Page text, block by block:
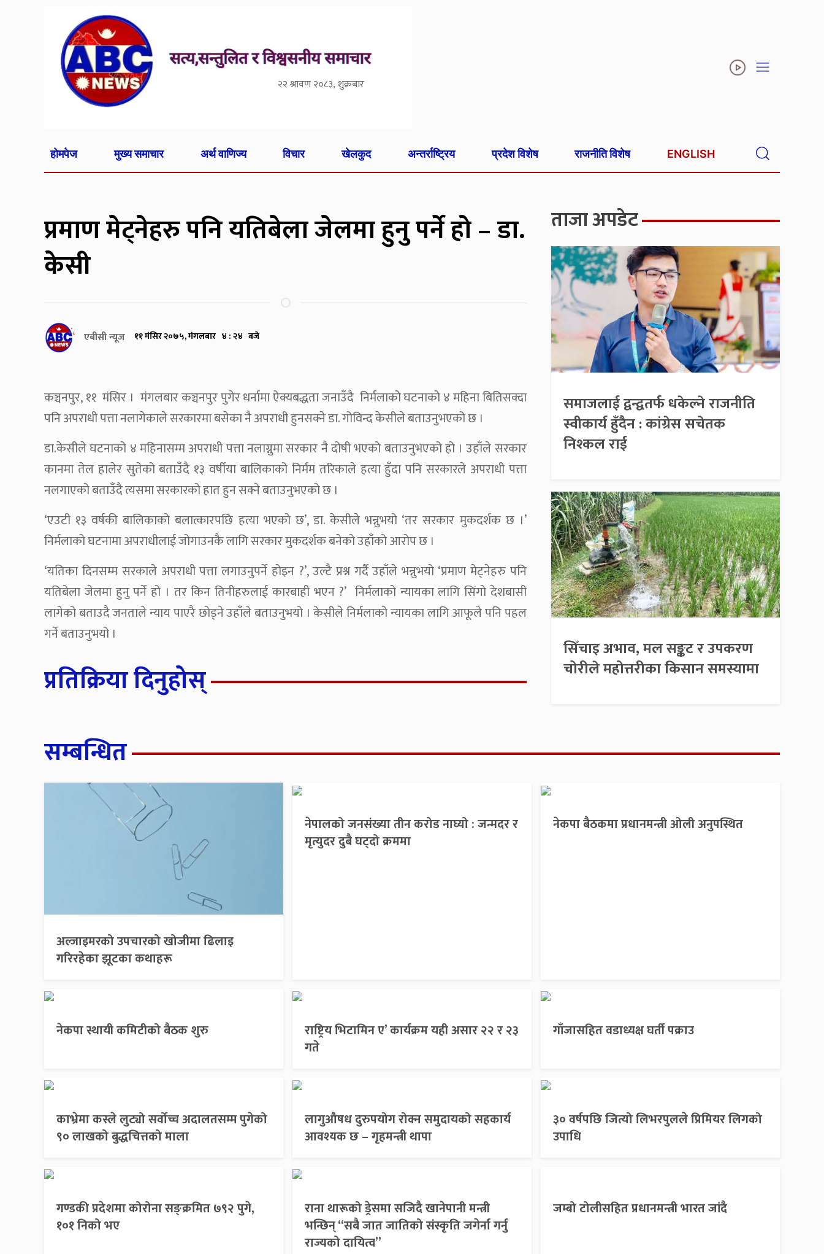
२२ श्रावण २०८३, शुक्रबार
होमपेज मुख्य समाचार अर्थ वाणिज्य विचार खेलकुद अन्तर्राष्ट्रिय प्रदेश विशेष राजनीति विशेष ENGLISH
प्रमाण मेट्नेहरु पनि यतिबेला जेलमा हुनु पर्ने हो – डा.
केसी
एबीसी न्यूज ११ मंसिर २०७५, मंगलबार ४ : २४ बजे
कञ्चनपुर, ११ मंसिर । मंगलबार कञ्चनपुर पुगेर धर्नामा ऐक्यबद्धता जनाउँदै निर्मलाको घटनाको ४ महिना बितिसक्दा
पनि अपराधी पत्ता नलागेकाले सरकारमा बसेका नै अपराधी हुनसक्ने डा. गोविन्द केसीले बताउनुभएको छ ।
डा.केसीले घटनाको ४ महिनासम्म अपराधी पत्ता नलाग्नुमा सरकार नै दोषी भएको बताउनुभएको हो । उहाँले सरकार
कानमा तेल हालेर सुतेको बताउँदै १३ वर्षीया बालिकाको निर्मम तरिकाले हत्या हुँदा पनि सरकारले अपराधी पत्ता
नलगाएको बताउँदै त्यसमा सरकारको हात हुन सक्ने बताउनुभएको छ ।
‘एउटी १३ वर्षकी बालिकाको बलात्कारपछि हत्या भएको छ’, डा. केसीले भन्नुभयो ‘तर सरकार मुकदर्शक छ ।’
निर्मलाको घटनामा अपराधीलाई जोगाउनकै लागि सरकार मुकदर्शक बनेको उहाँको आरोप छ ।
‘यतिका दिनसम्म सरकाले अपराधी पत्ता लगाउनुपर्ने होइन ?’, उल्टै प्रश्न गर्दै उहाँले भन्नुभयो ‘प्रमाण मेट्नेहरु पनि
यतिबेला जेलमा हुनु पर्ने हो । तर किन तिनीहरुलाई कारबाही भएन ?’ निर्मलाको न्यायका लागि सिंगो देशबासी
लागेको बताउदै जनताले न्याय पाएरै छोड्ने उहाँले बताउनुभयो । केसीले निर्मलाको न्यायका लागि आफूले पनि पहल
गर्ने बताउनुभयो ।
प्रतिक्रिया दिनुहोस्
ताजा अपडेट
समाजलाई द्वन्द्वतर्फ धकेल्ने राजनीति
स्वीकार्य हुँदैन : कांग्रेस सचेतक
निश्कल राई
सिँचाइ अभाव, मल सङ्कट र उपकरण
चोरीले महोत्तरीका किसान समस्यामा
सम्बन्धित
अल्जाइमरको उपचारको खोजीमा ढिलाइ
गरिरहेका झूटका कथाहरू
नेपालको जनसंख्या तीन करोड नाघ्यो : जन्मदर र
मृत्युदर दुबै घट्दो क्रममा
नेकपा बैठकमा प्रधानमन्त्री ओली अनुपस्थित
नेकपा स्थायी कमिटीको बैठक शुरु
राष्ट्रिय भिटामिन ए’ कार्यक्रम यही असार २२ र २३
गते
गाँजासहित वडाध्यक्ष घर्ती पक्राउ
काभ्रेमा कस्ले लुट्यो सर्वोच्च अदालतसम्म पुगेको
९० लाखको बुद्धचित्तको माला
लागुऔषध दुरुपयोग रोक्न समुदायको सहकार्य
आवश्यक छ – गृहमन्त्री थापा
३० वर्षपछि जित्यो लिभरपुलले प्रिमियर लिगको
उपाधि
गण्डकी प्रदेशमा कोरोना सङ्क्रमित ७९२ पुगे,
१०१ निको भए
राना थारूको ड्रेसमा सजिदै खानेपानी मन्त्री
भन्छिन् “सबै जात जातिको संस्कृति जगेर्ना गर्नु
राज्यको दायित्व”
जम्बो टोलीसहित प्रधानमन्त्री भारत जांदै